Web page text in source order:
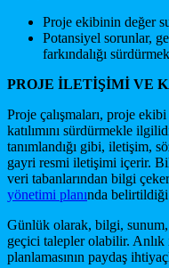
Proje ekibinin değer
Potansiyel sorunlar,
farkındalığı
PROJE İLETİŞİMİ VE
Proje çalışmaları, proje
katılımını sürdürmekle
tanımlandığı gibi, iletişim,
gayri resmi iletişimi içerir.
veri tabanlarından bilgi
yönetimi planında belirtildiği
Günlük olarak, bilgi,
geçici talepler olabilir.
planlamasının paydaş